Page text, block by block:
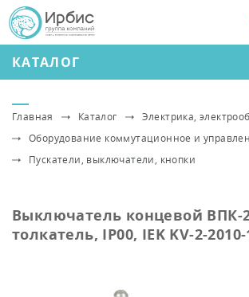
КАТАЛОГ
Главная Каталог
Электрика,
Оборудование коммутационное и
Пускатели, выключатели, кнопки
Выключатель концевой ВПК-
толкатель, IP00, IEK KV-2-2010-